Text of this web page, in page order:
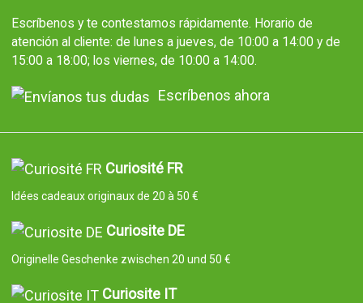
Escríbenos y te contestamos rápidamente. Horario de
atención al cliente: de lunes a jueves, de 10:00 a 14:00 y de
15:00 a 18:00; los viernes, de 10:00 a 14:00.
Escríbenos ahora
Curiosité FR
Idées cadeaux originaux de 20 à 50 €
Curiosite DE
Originelle Geschenke zwischen 20 und 50 €
Curiosite IT